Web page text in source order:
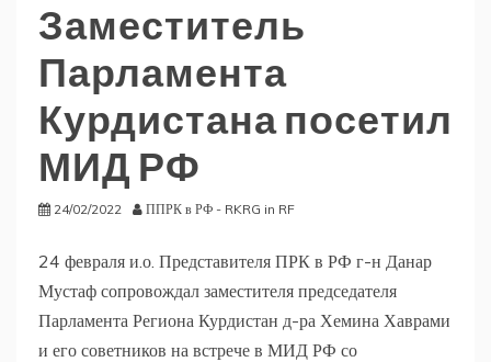
Заместитель
Парламента
Курдистана посетил
МИД РФ
24/02/2022 ППРК в РФ - RKRG in RF
24 февраля и.о. Представителя ПРК в РФ г-н Данар
Мустаф сопровождал заместителя председателя
Парламента Региона Курдистан д-ра Хемина Хаврами
и его советников на встрече в МИД РФ со